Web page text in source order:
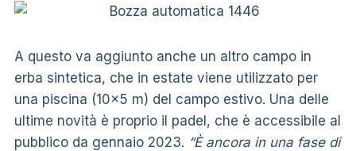
A questo va aggiunto anche un altro campo in
erba sintetica, che in estate viene utilizzato per
una piscina (10×5 m) del campo estivo. Una delle
ultime novità è proprio il padel, che è accessibile al
pubblico da gennaio 2023. “È ancora in una fase di